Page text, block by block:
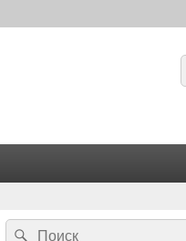
Область
основной
SearchSearch